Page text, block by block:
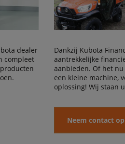
dealer
compleet
Dankzij Kubota
aantrekkelijke
aanbieden. Of het
een kleine machine,
oplossing! Wij staan
Neem contact op